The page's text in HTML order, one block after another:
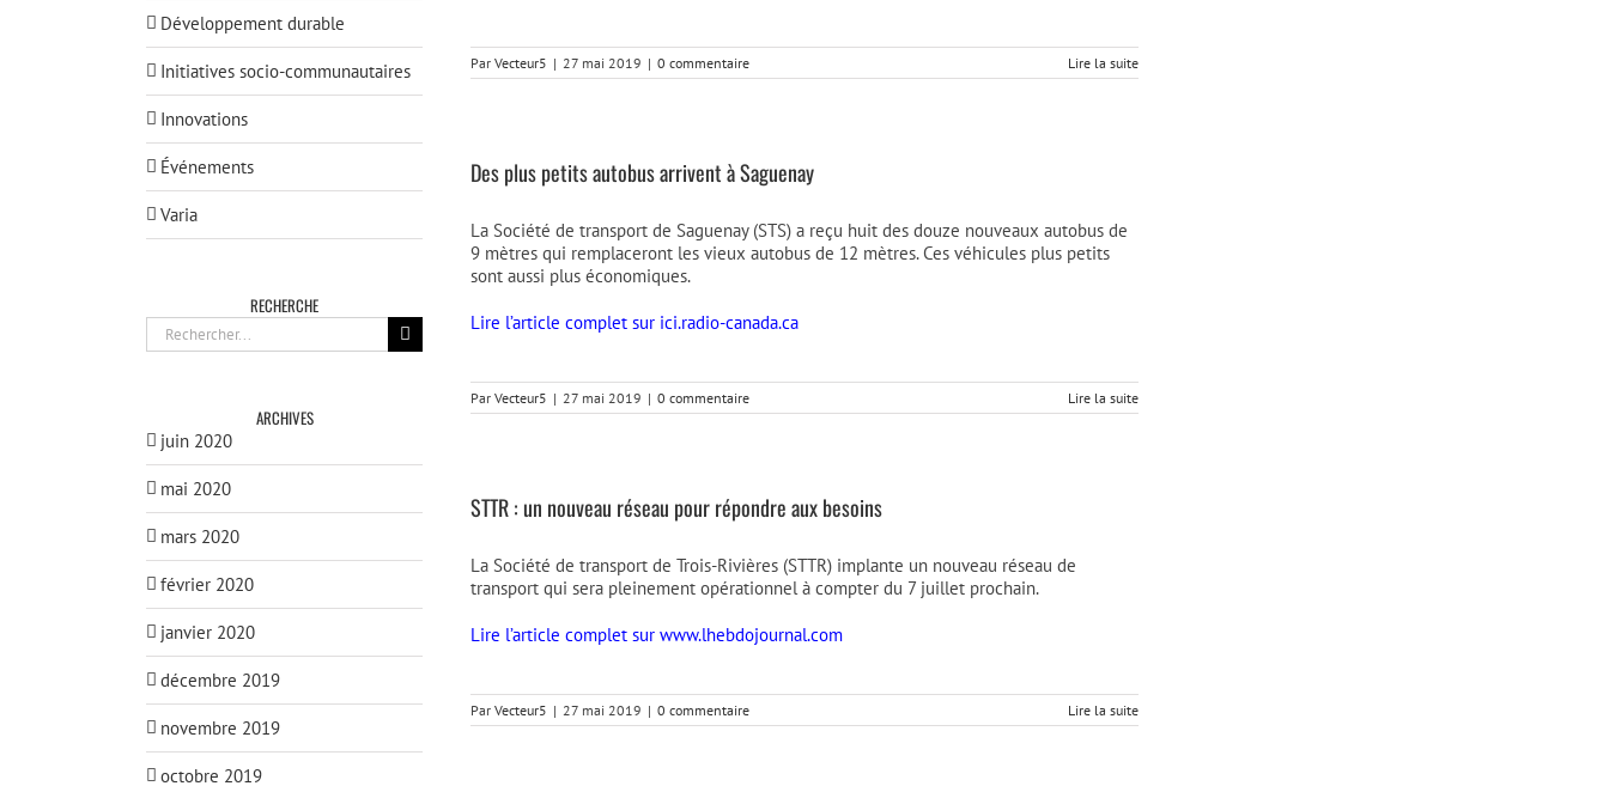
Par Vecteur5 | 27 mai 2019 | 0 commentaire Lire la suite
Des plus petits autobus arrivent à Saguenay
La Société de transport de Saguenay (STS) a reçu huit des douze nouveaux autobus de
9 mètres qui remplaceront les vieux autobus de 12 mètres. Ces véhicules plus petits
sont aussi plus économiques.
Lire l’article complet sur ici.radio-canada.ca
Par Vecteur5 | 27 mai 2019 | 0 commentaire Lire la suite
STTR : un nouveau réseau pour répondre aux besoins
La Société de transport de Trois-Rivières (STTR) implante un nouveau réseau de
transport qui sera pleinement opérationnel à compter du 7 juillet prochain.
Lire l’article complet sur www.lhebdojournal.com
Par Vecteur5 | 27 mai 2019 | 0 commentaire Lire la suite
Développement durable
Initiatives socio-communautaires
Innovations
Événements
Varia
RECHERCHE
Rechercher:
ARCHIVES
juin 2020
mai 2020
mars 2020
février 2020
janvier 2020
décembre 2019
novembre 2019
octobre 2019